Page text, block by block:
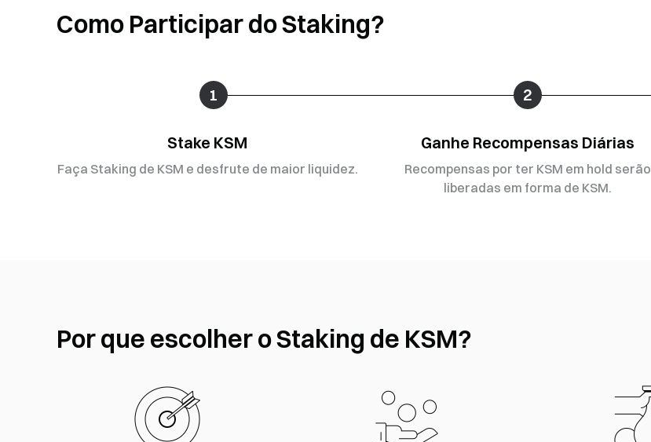
Como Participar do Staking?
1 2
Stake KSM
Faça Staking de KSM e desfrute de maior liquidez.
Ganhe Recompensas Diárias
Recompensas por ter KSM em hold serão
liberadas em forma de KSM.
Por que escolher o Staking de KSM?